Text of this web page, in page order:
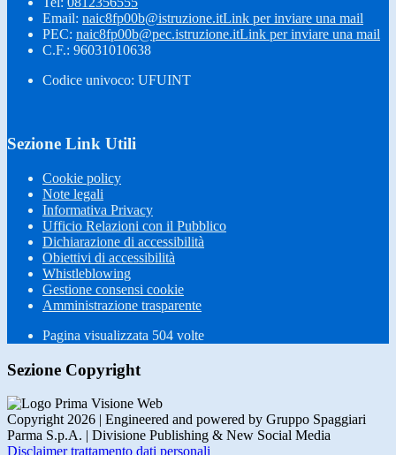
Email: naic8fp00b@istruzione.itLink per inviare una mail
PEC: naic8fp00b@pec.istruzione.itLink per inviare una mail
C.F.: 96031010638
Codice univoco: UFUINT
Sezione Link Utili
Cookie policy
Note legali
Informativa Privacy
Ufficio Relazioni con il Pubblico
Dichiarazione di accessibilità
Obiettivi di accessibilità
Whistleblowing
Gestione consensi cookie
Amministrazione trasparente
Pagina visualizzata 504 volte
Sezione Copyright
Copyright 2026 | Engineered and powered by Gruppo Spaggiari
Parma S.p.A. | Divisione Publishing & New Social Media
Disclaimer trattamento dati personali